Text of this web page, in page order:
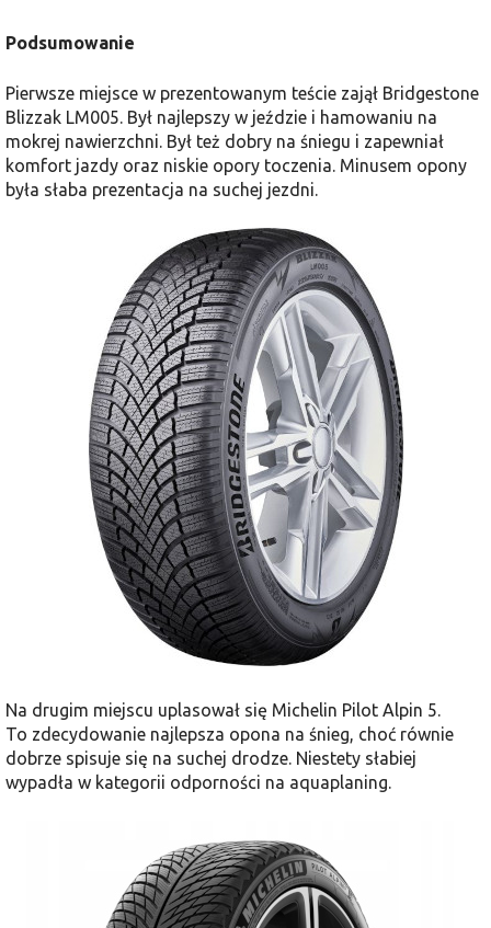
Podsumowanie
Pierwsze miejsce w prezentowanym teście zajął Bridgestone
Blizzak LM005. Był najlepszy w jeździe i hamowaniu na
mokrej nawierzchni. Był też dobry na śniegu i zapewniał
komfort jazdy oraz niskie opory toczenia. Minusem opony
była słaba prezentacja na suchej jezdni.
Na drugim miejscu uplasował się Michelin Pilot Alpin 5.
To zdecydowanie najlepsza opona na śnieg, choć równie
dobrze spisuje się na suchej drodze. Niestety słabiej
wypadła w kategorii odporności na aquaplaning.